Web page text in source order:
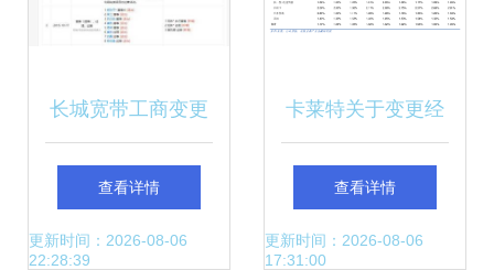
长城宽带工商变更
母公司4月退出引
发第二类增值电信
查看详情
更新时间：2026-08-06
22:28:39
卡莱特关于变更经
营范围、修订《公
司章程》并办理工
查看详情
更新时间：2026-08-06
17:31:00